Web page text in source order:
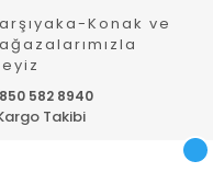
Konak ve
582 8940
Takibi